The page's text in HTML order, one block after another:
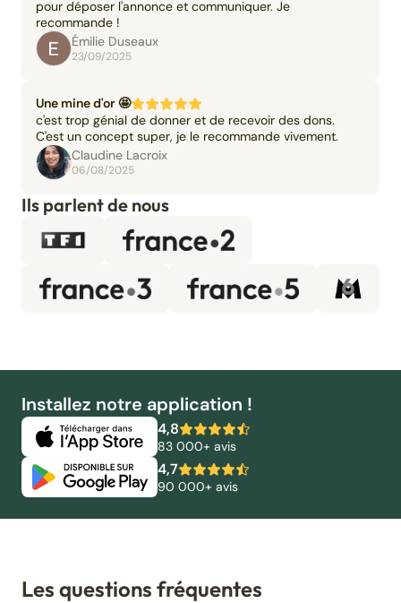
pour déposer l'annonce et communiquer. Je
recommande !
Émilie Duseaux
23/09/2025
Une mine d'or 🤩
c'est trop génial de donner et de recevoir des dons.
C'est un concept super, je le recommande vivement.
Claudine Lacroix
06/08/2025
Ils parlent de nous
Installez notre application !
4,8
83 000+ avis
4,7
90 000+ avis
Les questions fréquentes